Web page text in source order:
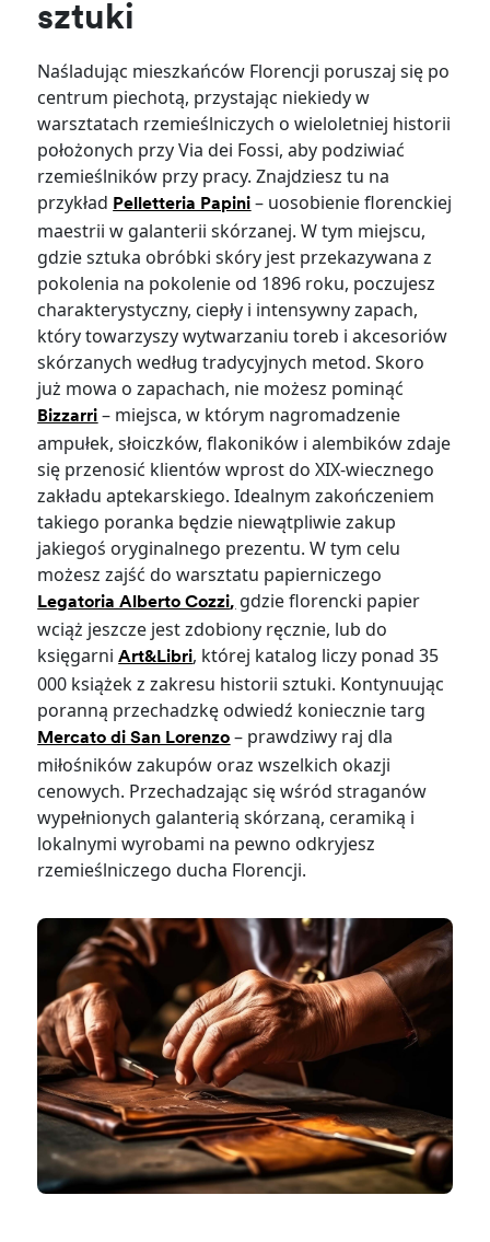
sztuki
Naśladując mieszkańców Florencji poruszaj się po
centrum piechotą, przystając niekiedy w
warsztatach rzemieślniczych o wieloletniej historii
położonych przy Via dei Fossi, aby podziwiać
rzemieślników przy pracy. Znajdziesz tu na
przykład Pelletteria Papini – uosobienie florenckiej
maestrii w galanterii skórzanej. W tym miejscu,
gdzie sztuka obróbki skóry jest przekazywana z
pokolenia na pokolenie od 1896 roku, poczujesz
charakterystyczny, ciepły i intensywny zapach,
który towarzyszy wytwarzaniu toreb i akcesoriów
skórzanych według tradycyjnych metod. Skoro
już mowa o zapachach, nie możesz pominąć
Bizzarri – miejsca, w którym nagromadzenie
ampułek, słoiczków, flakoników i alembików zdaje
się przenosić klientów wprost do XIX-wiecznego
zakładu aptekarskiego. Idealnym zakończeniem
takiego poranka będzie niewątpliwie zakup
jakiegoś oryginalnego prezentu. W tym celu
możesz zajść do warsztatu papierniczego
Legatoria Alberto Cozzi, gdzie florencki papier
wciąż jeszcze jest zdobiony ręcznie, lub do
księgarniArt&Libri, której katalog liczy ponad 35
000 książek z zakresu historii sztuki. Kontynuując
poranną przechadzkę odwiedź koniecznie targ
Mercato di San Lorenzo – prawdziwy raj dla
miłośników zakupów oraz wszelkich okazji
cenowych. Przechadzając się wśród straganów
wypełnionych galanterią skórzaną, ceramiką i
lokalnymi wyrobami na pewno odkryjesz
rzemieślniczego ducha Florencji.